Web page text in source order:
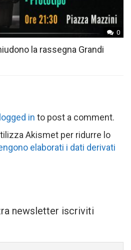
0
la rassegna Grandi
logged in to post a comment.
Akismet per ridurre lo
elaborati i dati derivati
newsletter iscriviti